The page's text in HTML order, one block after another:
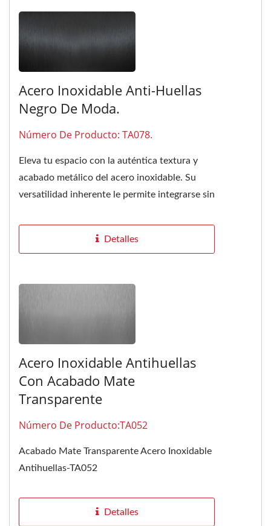
Acero Inoxidable Anti-Huellas
Negro De Moda.
Número De Producto: TA078.
Eleva tu espacio con la auténtica textura y
acabado metálico del acero inoxidable. Su
versatilidad inherente le permite integrarse sin
Detalles
Acero Inoxidable Antihuellas
Con Acabado Mate
Transparente
Número De Producto:TA052
Acabado Mate Transparente Acero Inoxidable
Antihuellas-TA052
Detalles